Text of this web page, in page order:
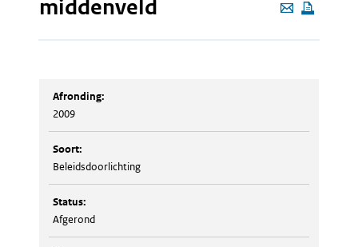
Deze
pagina
middenveld
Afronding:
2009
Soort:
Beleidsdoorlichting
Status:
Afgerond